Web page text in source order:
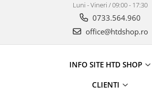
Luni - Vineri / 09:00 - 17:30
0733.564.960
office@htdshop.ro
INFO SITE HTD SHOP
CLIENTI